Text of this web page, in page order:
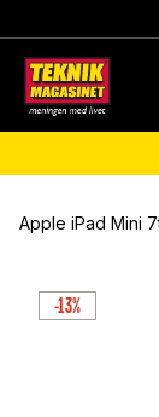
Apple iPad Mini
-13%